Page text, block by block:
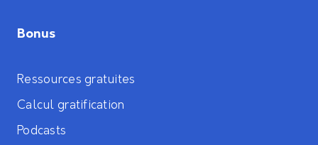
Bonus
Ressources gratuites
Calcul gratification
Podcasts